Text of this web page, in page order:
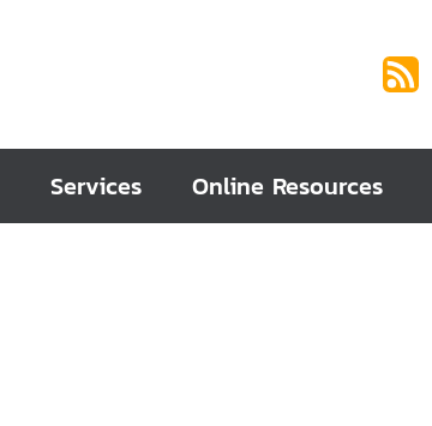
Services Online Resources